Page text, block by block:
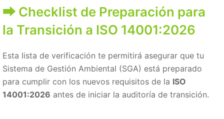
Checklist de Preparación para
la Transición a ISO 14001:2026
Esta lista de verificación te permitirá asegurar que tu
Sistema de Gestión Ambiental (SGA) está preparado
para cumplir con los nuevos requisitos de la ISO
14001:2026 antes de iniciar la auditoría de transición.